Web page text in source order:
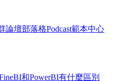
論壇部落格Podcast範本中心
和PowerBI有什麼區別